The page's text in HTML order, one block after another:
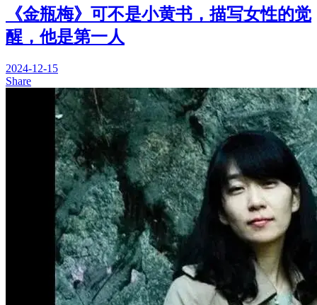
《金瓶梅》可不是小黄书，描写女性的觉
醒，他是第一人
2024-12-15
Share